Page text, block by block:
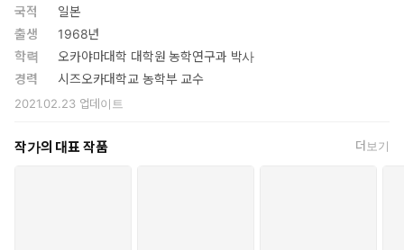
에 싹을 빨리 틔우는 씨앗과 늦게 틔우는 씨앗을 함께 지니는 방
향으로 진화했다. 정교하고 예쁘고 사랑스러운 그림과 함께 한
페이지 한 페이지 이 책을 흥미진진하게 읽어가다 보면 누구나
우리 주위에서 쉽게 찾아볼 수 있는 갖가지 식물들의 매력에 푹
빠지고, 자기도 모르는 사이 ‘생활 속 식물학자’가 된다. 『세상에
서 가장 재미있는 30가지 식물학 이야기』는 아직 배움의 과정
는 일을 직업으로 가진 이는 물론이고, 초·중·고등학생도 재미있
국적
일본
출생
1968년
학력
오카야마대학 대학원 농학연구과 박사
경력
시즈오카대학교 농학부 교수
2021.02.23업데이트
작가의 대표 작품 더보기